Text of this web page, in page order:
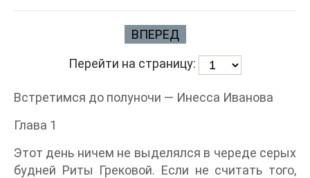
ВПЕРЕД
Перейти на страницу:
Встретимся до полуночи — Инесса Иванова
Глава 1
Этот день ничем не выделялся в череде серых
будней Риты Грековой. Если не считать того,